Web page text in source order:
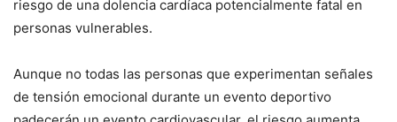
riesgo de una dolencia cardíaca potencialmente fatal en
personas vulnerables.
Aunque no todas las personas que experimentan señales
de tensión emocional durante un evento deportivo